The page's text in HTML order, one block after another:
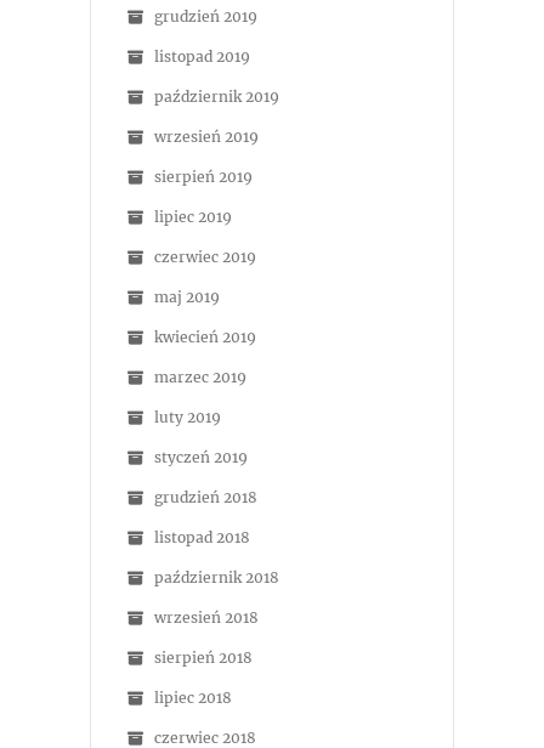
grudzień 2019
listopad 2019
październik 2019
wrzesień 2019
sierpień 2019
lipiec 2019
czerwiec 2019
maj 2019
kwiecień 2019
marzec 2019
luty 2019
styczeń 2019
grudzień 2018
listopad 2018
październik 2018
wrzesień 2018
sierpień 2018
lipiec 2018
czerwiec 2018